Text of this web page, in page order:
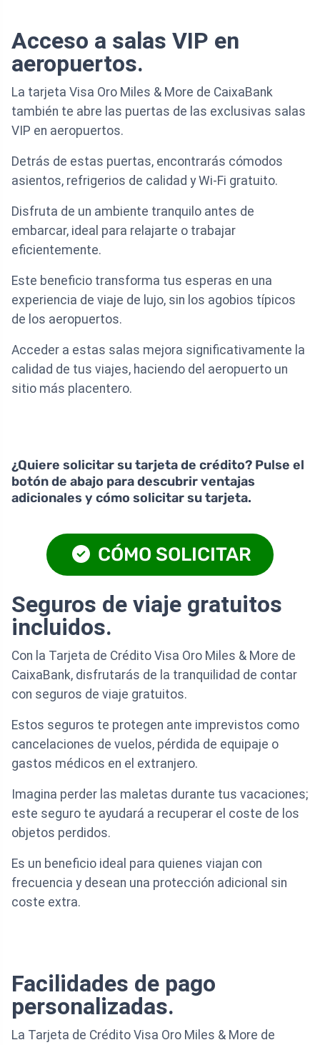
Acceso a salas VIP en
aeropuertos.
La tarjeta Visa Oro Miles & More de CaixaBank
también te abre las puertas de las exclusivas salas
VIP en aeropuertos.
Detrás de estas puertas, encontrarás cómodos
asientos, refrigerios de calidad y Wi-Fi gratuito.
Disfruta de un ambiente tranquilo antes de
embarcar, ideal para relajarte o trabajar
eficientemente.
Este beneficio transforma tus esperas en una
experiencia de viaje de lujo, sin los agobios típicos
de los aeropuertos.
Acceder a estas salas mejora significativamente la
calidad de tus viajes, haciendo del aeropuerto un
sitio más placentero.
¿Quiere solicitar su tarjeta de crédito? Pulse el
botón de abajo para descubrir ventajas
adicionales y cómo solicitar su tarjeta.
CÓMO SOLICITAR
Seguros de viaje gratuitos
incluidos.
Con la Tarjeta de Crédito Visa Oro Miles & More de
CaixaBank, disfrutarás de la tranquilidad de contar
con seguros de viaje gratuitos.
Estos seguros te protegen ante imprevistos como
cancelaciones de vuelos, pérdida de equipaje o
gastos médicos en el extranjero.
Imagina perder las maletas durante tus vacaciones;
este seguro te ayudará a recuperar el coste de los
objetos perdidos.
Es un beneficio ideal para quienes viajan con
frecuencia y desean una protección adicional sin
coste extra.
Facilidades de pago
personalizadas.
La Tarjeta de Crédito Visa Oro Miles & More de